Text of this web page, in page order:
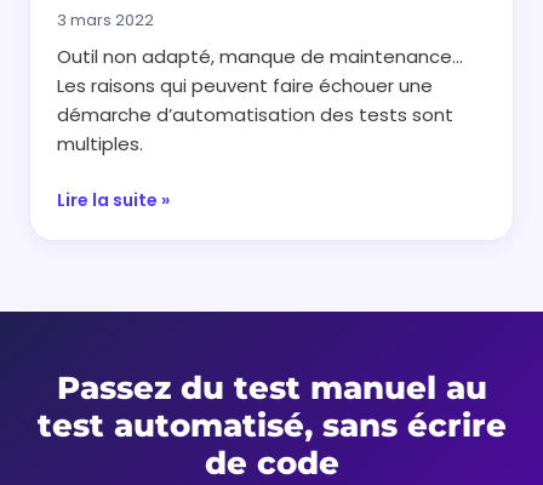
3 mars 2022
Outil non adapté, manque de maintenance…
Les raisons qui peuvent faire échouer une
démarche d’automatisation des tests sont
multiples.
Lire la suite »
Passez du test manuel au
test automatisé, sans écrire
de code